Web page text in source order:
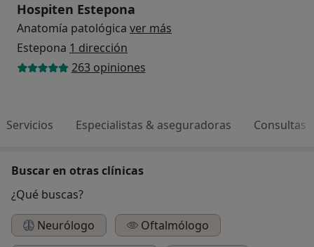
Hospiten Estepona
Anatomía patológica ver más
Estepona 1 dirección
263 opiniones
Servicios Especialistas & aseguradoras Consultas
Buscar en otras clínicas
¿Qué buscas?
Neurólogo
Oftalmólogo